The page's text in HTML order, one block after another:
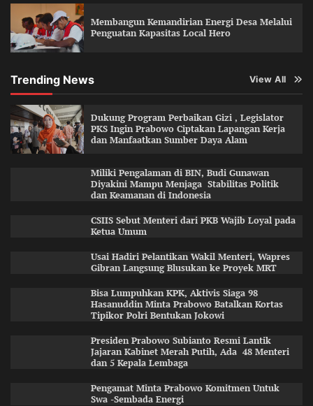
Membangun Kemandirian Energi Desa Melalui
Penguatan Kapasitas Local Hero
Trending News View All
Dukung Program Perbaikan Gizi , Legislator
PKS Ingin Prabowo Ciptakan Lapangan Kerja
dan Manfaatkan Sumber Daya Alam
Miliki Pengalaman di BIN, Budi Gunawan
Diyakini Mampu Menjaga Stabilitas Politik
dan Keamanan di Indonesia
CSIIS Sebut Menteri dari PKB Wajib Loyal pada
Ketua Umum
Usai Hadiri Pelantikan Wakil Menteri, Wapres
Gibran Langsung Blusukan ke Proyek MRT
Bisa Lumpuhkan KPK, Aktivis Siaga 98
Hasanuddin Minta Prabowo Batalkan Kortas
Tipikor Polri Bentukan Jokowi
Presiden Prabowo Subianto Resmi Lantik
Jajaran Kabinet Merah Putih, Ada 48 Menteri
dan 5 Kepala Lembaga
Pengamat Minta Prabowo Komitmen Untuk
Swa -Sembada Energi